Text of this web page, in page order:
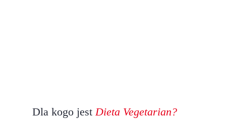
Dla kogo jestDieta Vegetarian?